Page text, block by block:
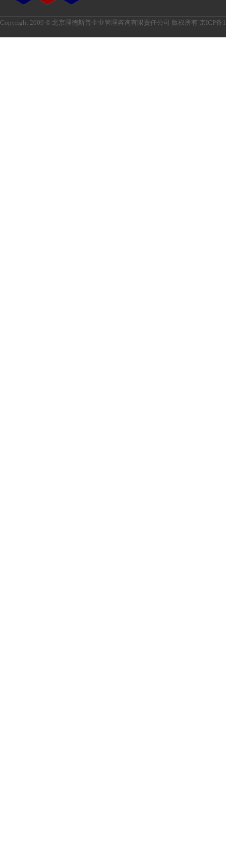
Copyright 2009 © 北京理德斯普企业管理咨询有限责任公司 版权所有 京ICP备